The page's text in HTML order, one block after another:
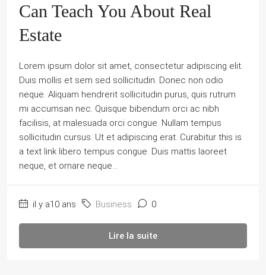
Can Teach You About Real
Estate
Lorem ipsum dolor sit amet, consectetur adipiscing elit.
Duis mollis et sem sed sollicitudin. Donec non odio
neque. Aliquam hendrerit sollicitudin purus, quis rutrum
mi accumsan nec. Quisque bibendum orci ac nibh
facilisis, at malesuada orci congue. Nullam tempus
sollicitudin cursus. Ut et adipiscing erat. Curabitur this is
a text link libero tempus congue. Duis mattis laoreet
neque, et ornare neque...
il y a10 ans Business 0
Lire la suite